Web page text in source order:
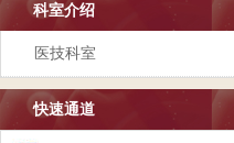
科室介绍
医技科室
快速通道